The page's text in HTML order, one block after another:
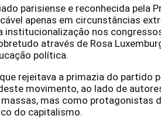
parisiense e reconhecida pela
apenas em circunstâncias
nos
através de Rosa
política.
rejeitava a primazia do
movimento, ao lado de
mas como protagonistas
do capitalismo.